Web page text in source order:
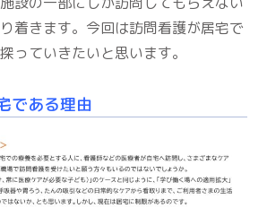
着きます。今回は訪問看護が居宅で
っていきたいと思います。
である理由